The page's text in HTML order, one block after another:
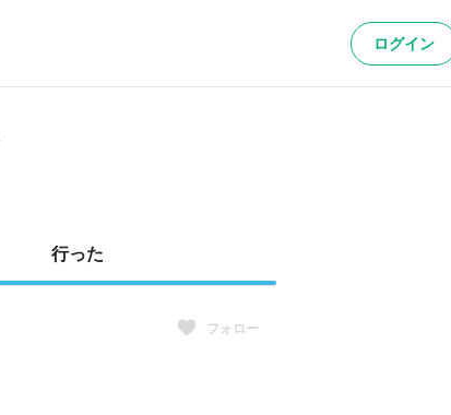
ログイン
行った
フォロー